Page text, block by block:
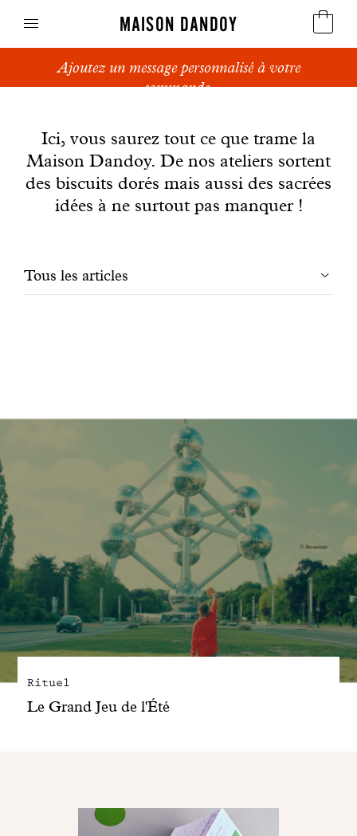
MAISON DANDOY
Speculoos
Pains sucrés
Gâteaux
Manifesto
Dandoy Family
Boutiques
Mon compte
E-Shop
Ajoutez un message personnalisé à votre
commande.
Ici, vous saurez tout ce que trame la
Maison Dandoy. De nos ateliers sortent
des biscuits dorés mais aussi des sacrées
idées à ne surtout pas manquer !
Filtrer
Tous les articles
Rituel
Le Grand Jeu de l'Été